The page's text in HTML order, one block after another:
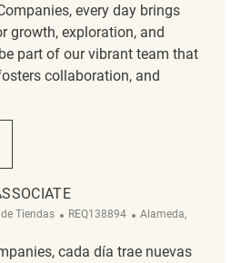
every day brings
growth, exploration, and
part of our vibrant team that
collaboration, and
REQ52691
Coordinator
Tiendas ReqId
REQ138894 Ubicación
Alameda,
cada día trae nuevas